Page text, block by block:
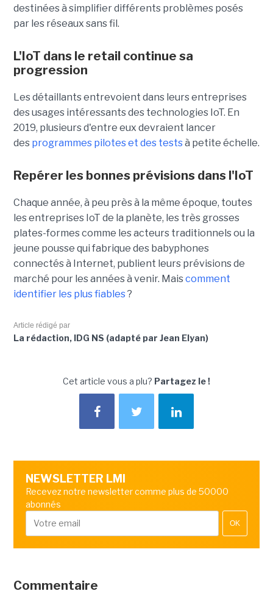
destinées à simplifier différents problèmes posés
par les réseaux sans fil.
L'IoT dans le retail continue sa
progression
Les détaillants entrevoient dans leurs entreprises
des usages intéressants des technologies IoT. En
2019, plusieurs d'entre eux devraient lancer
des programmes pilotes et des testsà petite échelle.
Repérer les bonnes prévisions dans l'IoT
Chaque année, à peu près à la même époque, toutes
les entreprises IoT de la planète, les très grosses
plates-formes comme les acteurs traditionnels ou la
jeune pousse qui fabrique des babyphones
connectés à Internet, publient leurs prévisions de
marché pour les années à venir. Maiscomment
identifier les plus fiables?
Article rédigé par
La rédaction, IDG NS (adapté par Jean Elyan)
Cet article vous a plu? Partagez le !
NEWSLETTER LMI
Recevez notre newsletter comme plus de 50000
abonnés
OK
Commentaire